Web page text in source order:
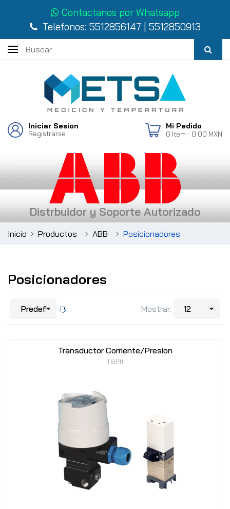
Contactanos por Whatsapp
Telefonos: 5512856147 5512850913
Iniciar Sesion
Registrarse
Mi Pedido
0 Item - 0.00 MXN
Distrbuidor y Soporte Autorizado
Inicio Productos ABB Posicionadores
Posicionadores
Mostrar:
Transductor Corriente/Presion
TEIP11